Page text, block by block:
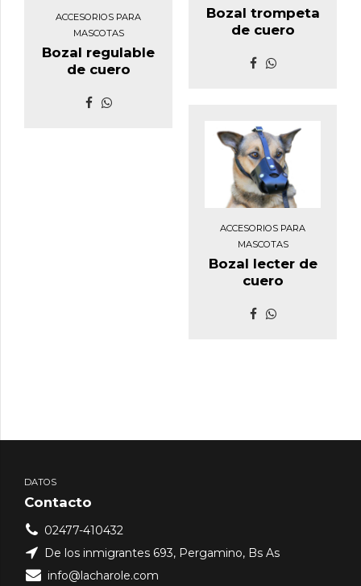
Bozal trompeta
de cuero
ACCESORIOS PARA
MASCOTAS
Bozal regulable
de cuero
ACCESORIOS PARA
MASCOTAS
Bozal lecter de
cuero
DATOS
Contacto
02477-410432
De los inmigrantes 693, Pergamino, Bs As
info@lacharole.com